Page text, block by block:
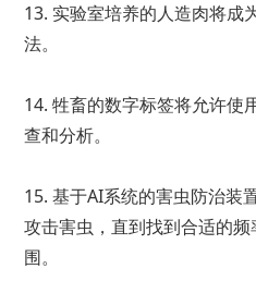
13. 实验室培养的人造肉将成
法。
14. 牲畜的数字标签将允许使
查和分析。
15. 基于AI系统的害虫防治装
攻击害虫，直到找到合适的
围。